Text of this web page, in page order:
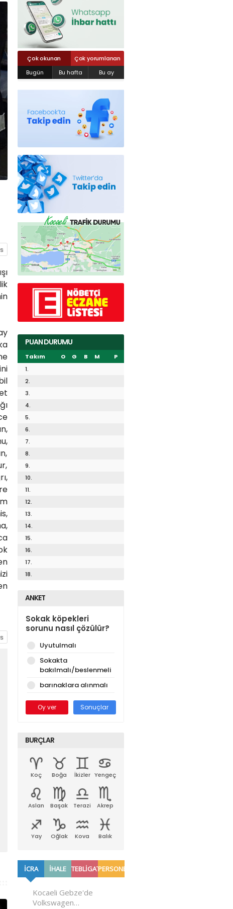
Çok okunan
Çok yorumlanan
Bugün
Bu hafta Bu ay
PUAN DURUMU
Takım O G B M
P
1.
2.
3.
4.
5.
6.
7.
8.
9.
10.
11.
12.
13.
14.
15.
16.
17.
18.
ANKET
Sokak köpekleri
sorunu nasıl çözülür?
Uyutulmalı
Sokakta
bakılmalı/beslenmeli
barınaklara alınmalı
Oy ver Sonuçlar
BURÇLAR
Koç Boğa İkizler Yengeç
Aslan Başak Terazi Akrep
Yay Oğlak Kova Balık
Yahya Kaptan Mahallesi Akkavaklar
kocaelisokak@gmail.com